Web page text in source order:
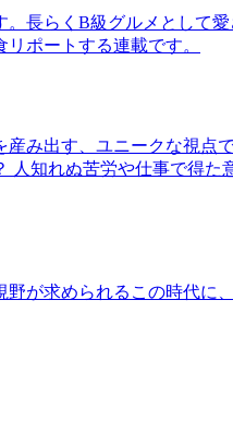
長らくB級グルメとして
ポートする連載です。
み出す、ユニークな視点
知れぬ苦労や仕事で得
が求められるこの時代に